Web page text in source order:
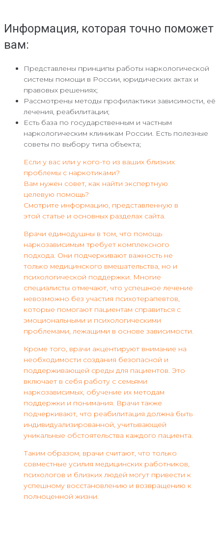
Информация, которая точно поможет
вам:
Представлены принципы работы наркологической
системы помощи в России, юридических актах и
правовых решениях;
Рассмотрены методы профилактики зависимости, её
лечения, реабилитации;
Есть база по государственным и частным
наркологическим клиникам России. Есть полезные
советы по выбору типа объекта;
Если у вас или у кого-то из ваших близких
проблемы с наркотиками?
Вам нужен совет, как найти экспертную
целевую помощь?
Смотрите информацию, представленную в
этой статье и основных разделах сайта.
Врачи единодушны в том, что помощь
наркозависимым требует комплексного
подхода. Они подчеркивают важность не
только медицинского вмешательства, но и
психологической поддержки. Многие
специалисты отмечают, что успешное лечение
невозможно без участия психотерапевтов,
которые помогают пациентам справиться с
эмоциональными и психологическими
проблемами, лежащими в основе зависимости.
Кроме того, врачи акцентируют внимание на
необходимости создания безопасной и
поддерживающей среды для пациентов. Это
включает в себя работу с семьями
наркозависимых, обучение их методам
поддержки и понимания. Врачи также
подчеркивают, что реабилитация должна быть
индивидуализированной, учитывающей
уникальные обстоятельства каждого пациента.
Таким образом, врачи считают, что только
совместные усилия медицинских работников,
психологов и близких людей могут привести к
успешному восстановлению и возвращению к
полноценной жизни.